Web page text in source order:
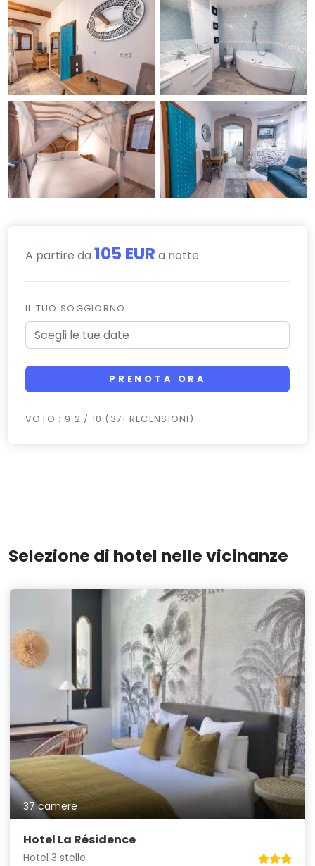
A partire da 105 EUR a notte
IL TUO SOGGIORNO
PRENOTA ORA
VOTO : 9.2 / 10 (371 RECENSIONI)
Selezione di hotel nelle vicinanze
37 camere
Hotel La Résidence
Hotel 3 stelle